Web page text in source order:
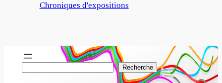
Par rapport à
Chroniques d'expositions
Recherche